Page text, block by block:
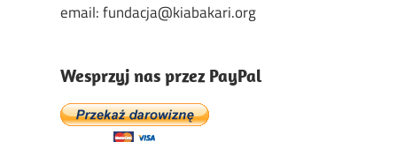
email: fundacja@kiabakari.org
Wesprzyj nas przez PayPal